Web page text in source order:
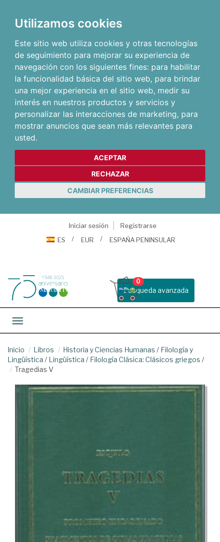
Utilizamos cookies
Este sitio web utiliza cookies y otras tecnologías
de seguimiento para mejorar su experiencia de
navegación con los siguientes fines: para habilitar
la funcionalidad básica del sitio web, para brindar
una mejor experiencia en el sitio web, medir su
interés en nuestros productos y servicios y
personalizar las interacciones de marketing, para
mostrar anuncios que sean más relevantes para
usted.
ACEPTAR
RECHAZAR
CAMBIAR PREFERENCIAS
Iniciar sesión
Registrarse
ES
EUR ESPAÑA PENINSULAR
Busqueda avanzada
0
Toggle navigation
Inicio Libros Historia y Ciencias Humanas / Filología y
Lingüística / Lingüística / Filología Clásica: Clásicos griegos /
Tragedias V